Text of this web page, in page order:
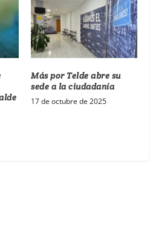
Más por Telde abre su
sede a la ciudadanía
17 de octubre de 2025